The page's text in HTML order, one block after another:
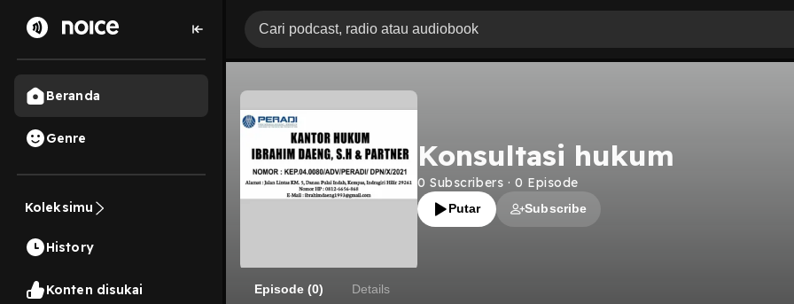
Beranda
Genre
Koleksimu
History
Konten disukai
Konsultasi hukum
0 Subscribers · 0 Episode
Putar Subscribe
Episode (0) Details